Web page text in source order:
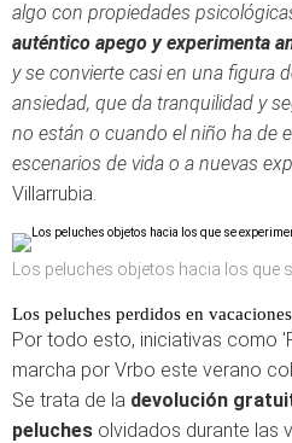
algo con propiedades
auténtico apego y experimenta
y se convierte casi en una figura
ansiedad, que da tranquilidad y
no están o cuando el niño ha de
escenarios de vida o a nuevas
Villarrubia.
Los peluches objetos hacia los que
Los peluches perdidos en
Por todo esto, iniciativas como
marcha por Vrbo este verano
Se trata de la devolución
peluches olvidados durante las